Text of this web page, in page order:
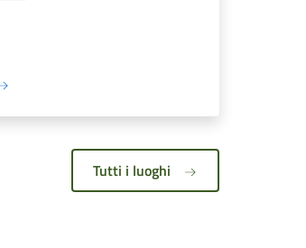
Tutti i luoghi